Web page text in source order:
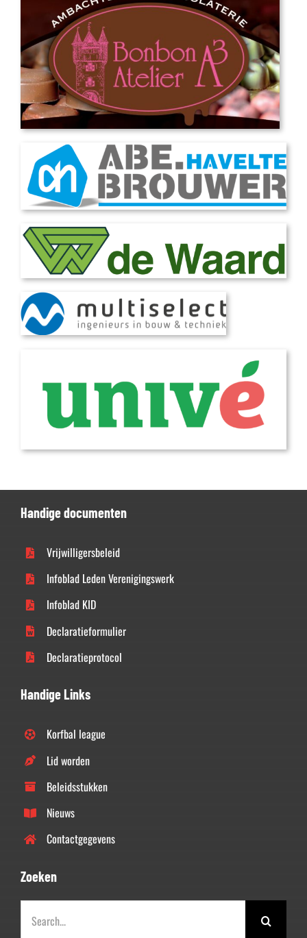
Handige documenten
Vrijwilligersbeleid
Infoblad Leden Verenigingswerk
Infoblad KID
Declaratieformulier
Declaratieprotocol
Handige Links
Korfbal league
Lid worden
Beleidsstukken
Nieuws
Contactgegevens
Zoeken
naar: